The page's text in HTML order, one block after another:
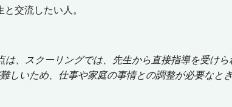
交流したい人。
、スクーリングでは、先生から直接指導を受け
いため、仕事や家庭の事情との調整が必要なと